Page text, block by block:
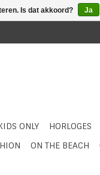
ONLY HORLOGES
ON THE BEACH
Is dat akkoord? Ja